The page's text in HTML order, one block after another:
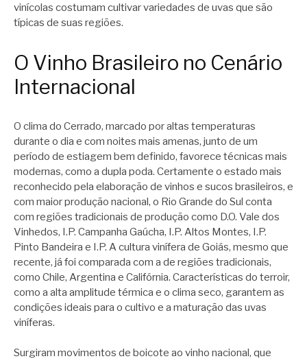
vinícolas costumam cultivar variedades de uvas que são
típicas de suas regiões.
O Vinho Brasileiro no Cenário
Internacional
O clima do Cerrado, marcado por altas temperaturas
durante o dia e com noites mais amenas, junto de um
período de estiagem bem definido, favorece técnicas mais
modernas, como a dupla poda. Certamente o estado mais
reconhecido pela elaboração de vinhos e sucos brasileiros, e
com maior produção nacional, o Rio Grande do Sul conta
com regiões tradicionais de produção como D.O. Vale dos
Vinhedos, I.P. Campanha Gaúcha, I.P. Altos Montes, I.P.
Pinto Bandeira e I.P. A cultura vinífera de Goiás, mesmo que
recente, já foi comparada com a de regiões tradicionais,
como Chile, Argentina e Califórnia. Características do terroir,
como a alta amplitude térmica e o clima seco, garantem as
condições ideais para o cultivo e a maturação das uvas
viníferas.
Surgiram movimentos de boicote ao vinho nacional, que